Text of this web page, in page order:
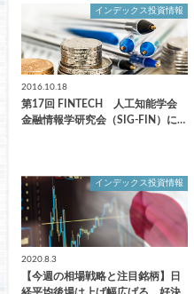
インデックス投資情報
2016.10.18
第17回 FINTECH 人工知能学会
金融情報学研究会（SIG-FIN）に…
インデックス投資情報
2020.8.3
【今週の相場戦略と注目銘柄】日